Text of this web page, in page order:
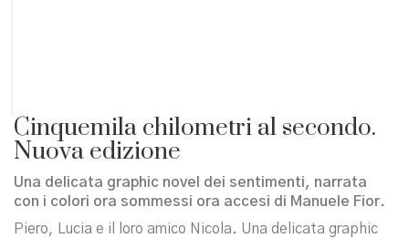
Cinquemila chilometri al secondo.
Nuova edizione
Una delicata graphic novel dei sentimenti, narrata
con i colori ora sommessi ora accesi di Manuele Fior.
Piero, Lucia e il loro amico Nicola. Una delicata graphic